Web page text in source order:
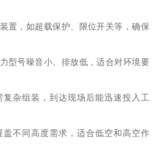
置，如超载保护、限位开关等，确保
型号噪音小、排放低，适合对环境要
杂组装，到达现场后能迅速投入工
不同高度需求，适合低空和高空作